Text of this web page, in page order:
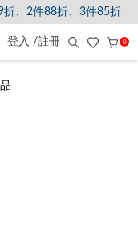
折、2件88折、3件85折
登入 /註冊 0